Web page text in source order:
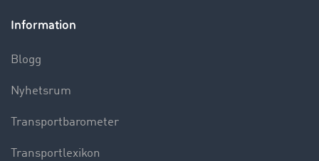
Information
Blogg
Nyhetsrum
Transportbarometer
Transportlexikon